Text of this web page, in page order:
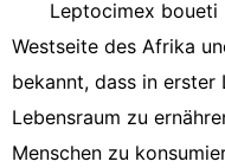
Leptocimex boueti
Westseite des Afrika
bekannt, dass in erster
Lebensraum zu
Menschen zu